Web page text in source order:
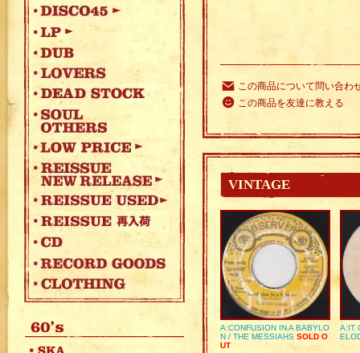
この商品について問い合わ
この商品を友達に教える
VINTAGE
A:CONFUSION IN A BABYLO
N / THE MESSIAHS SOLD O
UT
A:IT